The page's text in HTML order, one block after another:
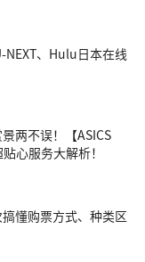
NEXT、Hulu日本在线
两不误！【ASICS
心服务大解析！
懂购票方式、种类区